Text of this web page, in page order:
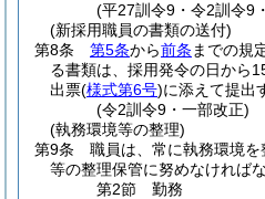
(平27訓令9・令2訓令9
(新採用職員の書類の送付)
第8条
第5条から前条 までの規
る書類は、採用発令の日から
出票(様式第6号)に添えて提出
(令2訓令9・一部改正)
(執務環境等の整理)
第9条
職員は、常に執務環境
等の整理保管に努めなければな
第2節
勤務